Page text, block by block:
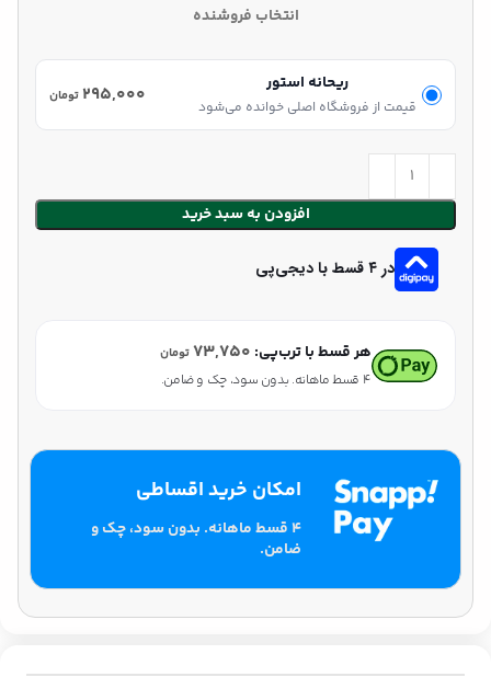
انتخاب فروشنده
ریحانه استور
قیمت از فروشگاه اصلی خوانده می‌شود ۲۹۵,۰۰۰ تومان
افزودن به سبد خرید
در ۴ قسط با دیجی‌پی
هر قسط با ترب‌پی: ۷۳,۷۵۰تومان
۴ قسط ماهانه. بدون سود، چک و ضامن.
امکان خرید اقساطی
۴ قسط ماهانه. بدون سود، چک و
ضامن.